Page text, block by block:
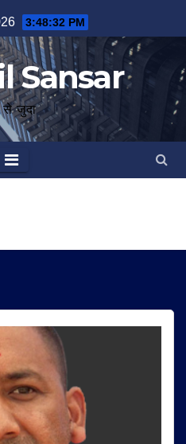
3:48:32 PM
Sansar
से जुदा